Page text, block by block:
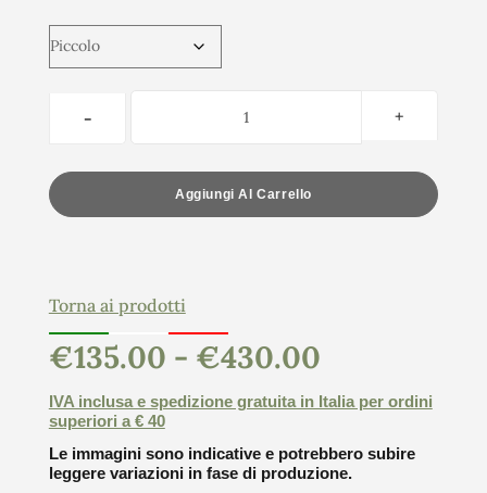
Aggiungi Al Carrello
Torna ai prodotti
€135.00 - €430.00
IVA inclusa e spedizione gratuita in Italia per ordini
superiori a € 40
Le immagini sono indicative e potrebbero subire
leggere variazioni in fase di produzione.